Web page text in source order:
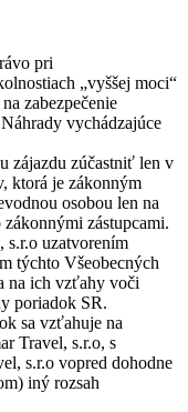
pri
„vyššej moci“
zabezpečenie
vychádzajúce
zájazdu zúčastniť len v
ktorá je zákonným
osobou len na
zástupcami.
s.r.o uzatvorením
týchto Všeobecných
na ich vzťahy voči
poriadok SR.
sa vzťahuje na
Travel, s.r.o, s
s.r.o vopred dohodne
iný rozsah